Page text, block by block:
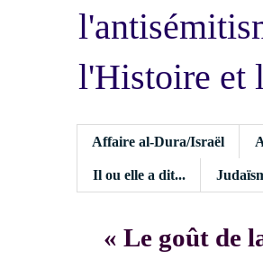
l'Histoire et
Affaire al-Dura/Israël
Il ou elle a dit...
« Le goût de